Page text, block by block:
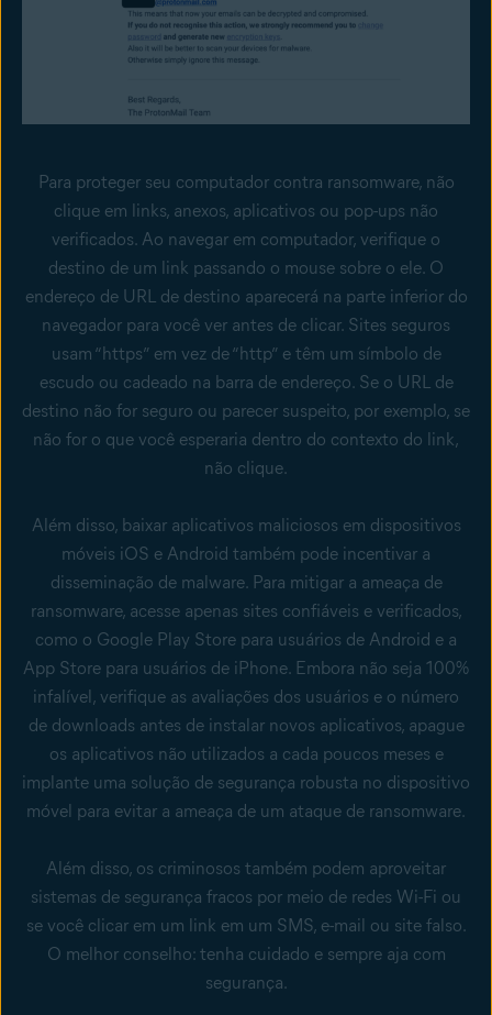
Para proteger seu computador contra ransomware, não
clique em links, anexos, aplicativos ou pop-ups não
verificados. Ao navegar em computador, verifique o
destino de um link passando o mouse sobre o ele. O
endereço de URL de destino aparecerá na parte inferior do
navegador para você ver antes de clicar. Sites seguros
usam “https” em vez de “http” e têm um símbolo de
escudo ou cadeado na barra de endereço. Se o URL de
destino não for seguro ou parecer suspeito, por exemplo, se
não for o que você esperaria dentro do contexto do link,
não clique.
Além disso, baixar aplicativos maliciosos em dispositivos
móveis iOS e Android também pode incentivar a
disseminação de malware. Para mitigar a ameaça de
ransomware, acesse apenas sites confiáveis e verificados,
como o Google Play Store para usuários de Android e a
App Store para usuários de iPhone. Embora não seja 100%
infalível, verifique as avaliações dos usuários e o número
de downloads antes de instalar novos aplicativos, apague
os aplicativos não utilizados a cada poucos meses e
implante uma solução de segurança robusta no dispositivo
móvel para evitar a ameaça de um ataque de ransomware.
Além disso, os criminosos também podem aproveitar
sistemas de segurança fracos por meio de redes Wi-Fi ou
se você clicar em um link em um SMS, e-mail ou site falso.
O melhor conselho: tenha cuidado e sempre aja com
segurança.